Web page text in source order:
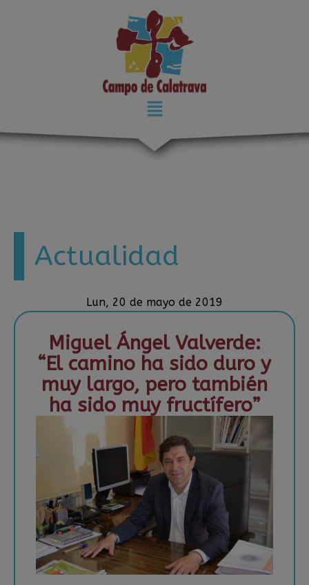
Actualidad
Lun, 20 de mayo de 2019
Miguel Ángel Valverde:
“El camino ha sido duro y
muy largo, pero también
ha sido muy fructífero”